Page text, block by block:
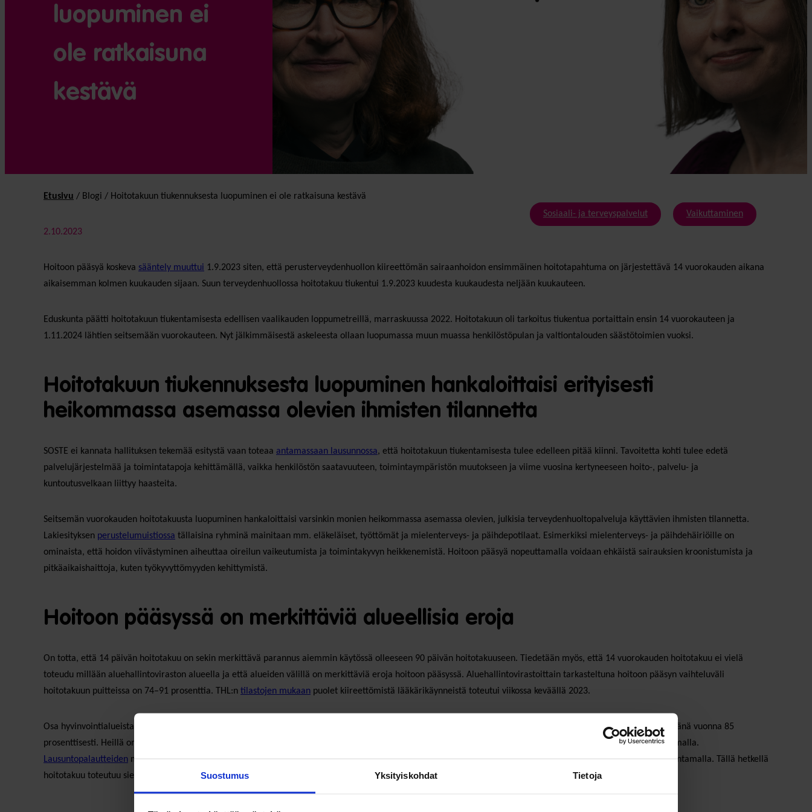
Suostumus Yksityiskohdat Tietoja
luopuminen ei
ole ratkaisuna
kestävä
Etusivu / Blogi / Hoitotakuun tiukennuksesta luopuminen ei ole ratkaisuna kestävä
2.10.2023
Sosiaali- ja terveyspalvelut Vaikuttaminen
Hoitoon pääsyä koskeva sääntely muuttui 1.9.2023 siten, että perusterveydenhuollon kiireettömän sairaanhoidon ensimmäinen hoitotapahtuma on järjestettävä 14 vuorokauden aikana
aikaisemman kolmen kuukauden sijaan. Suun terveydenhuollossa hoitotakuu tiukentui 1.9.2023 kuudesta kuukaudesta neljään kuukauteen.
Eduskunta päätti hoitotakuun tiukentamisesta edellisen vaalikauden loppumetreillä, marraskuussa 2022. Hoitotakuun oli tarkoitus tiukentua portaittain ensin 14 vuorokauteen ja
1.11.2024 lähtien seitsemään vuorokauteen. Nyt jälkimmäisestä askeleesta ollaan luopumassa muun muassa henkilöstöpulan ja valtiontalouden säästötoimien vuoksi.
Hoitotakuun tiukennuksesta luopuminen hankaloittaisi erityisesti
heikommassa asemassa olevien ihmisten tilannetta
SOSTE ei kannata hallituksen tekemää esitystä vaan toteaa antamassaan lausunnossa, että hoitotakuun tiukentamisesta tulee edelleen pitää kiinni. Tavoitetta kohti tulee edetä
palvelujärjestelmää ja toimintatapoja kehittämällä, vaikka henkilöstön saatavuuteen, toimintaympäristön muutokseen ja viime vuosina kertyneeseen hoito-, palvelu- ja
kuntoutusvelkaan liittyy haasteita.
Seitsemän vuorokauden hoitotakuusta luopuminen hankaloittaisi varsinkin monien heikommassa asemassa olevien, julkisia terveydenhuoltopalveluja käyttävien ihmisten tilannetta.
Lakiesityksen perustelumuistiossa tällaisina ryhminä mainitaan mm. eläkeläiset, työttömät ja mielenterveys- ja päihdepotilaat. Esimerkiksi mielenterveys- ja päihdehäiriöille on
ominaista, että hoidon viivästyminen aiheuttaa oireilun vaikeutumista ja toimintakyvyn heikkenemistä. Hoitoon pääsyä nopeuttamalla voidaan ehkäistä sairauksien kroonistumista ja
pitkäaikaishaittoja, kuten työkyvyttömyyden kehittymistä.
Hoitoon pääsyssä on merkittäviä alueellisia eroja
On totta, että 14 päivän hoitotakuu on sekin merkittävä parannus aiemmin käytössä olleeseen 90 päivän hoitotakuuseen. Tiedetään myös, että 14 vuorokauden hoitotakuu ei vielä
toteudu millään aluehallintoviraston alueella ja että alueiden välillä on merkittäviä eroja hoitoon pääsyssä. Aluehallintovirastoittain tarkasteltuna hoitoon pääsyn vaihteluväli
hoitotakuun puitteissa on 74–91 prosenttia. THL:n tilastojen mukaan puolet kiireettömistä lääkärikäynneistä toteutui viikossa keväällä 2023.
Osa hyvinvointialueista on siis jo nyt lähellä hoitotakuun toteutumista. Esimerkiksi Länsi-Uudenmaan hyvinvointialueella hoitoon on päässyt kahden viikon sisällä tänä vuonna 85
prosenttisesti. Heillä on aikomus tarjota palvelut uuden hoitotakuun mukaisesti heti alusta alkaen, aluksi todennäköisesti ostopalvelujen määrää hieman kasvattamalla.
Lausuntopalautteiden mukaan myös Satakunnassa on aikomuksena päästä sataprosenttisesti kahden viikon hoitotakuuseen tämän vuoden aikana tiimimallia laajentamalla. Tällä hetkellä
hoitotakuu toteutuu siellä 91 prosenttisesti.